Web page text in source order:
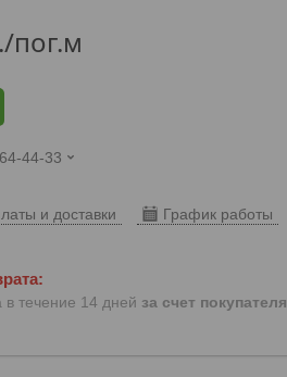
/пог.м
44-33
и доставки График работы
в течение 14 дней за счет покупателя